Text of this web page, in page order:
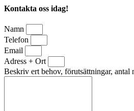
Kontakta oss idag!
Namn
Telefon
Email
Adress + Ort
Beskriv ert behov, förutsättningar, antal